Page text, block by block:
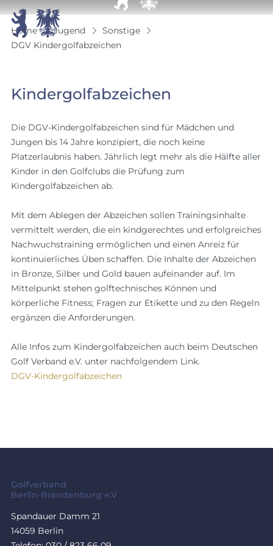
Home Jugend
Sonstige
DGV Kindergolfabzeichen
Kindergolfabzeichen
Die DGV-Kindergolfabzeichen sind für Mädchen und
Jungen bis 14 Jahre konzipiert, die noch keine
Platzerlaubnis haben. Jährlich legt mehr als die Hälfte aller
Kinder in den Golfclubs die Prüfung zum
Kindergolfabzeichen ab.
Mit dem Ablegen der Abzeichen sollen Trainingsinhalte
vermittelt werden, die ein kindgerechtes und erfolgreiches
Nachwuchstraining ermöglichen und einen Anreiz für
kontinuierliches Üben schaffen. Die Inhalte der Abzeichen
in Bronze, Silber und Gold bauen aufeinander auf. Im
Mittelpunkt stehen golftechnisches Können und
körperliche Fitness; Fragen zur Etikette und zu den Regeln
ergänzen die Anforderungen.
Alle Infos zum Kindergolfabzeichen auch beim Deutschen
Golf Verband e.V. unter nachfolgendem Link.
DGV-Kindergolfabzeichen
Golfverband
Berlin-Brandenburg e.V
Spandauer Damm 21
14059 Berlin